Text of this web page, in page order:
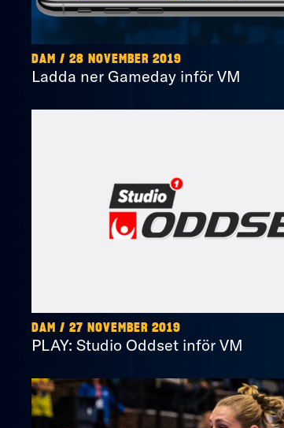
DAM / 28 NOVEMBER 2019
Ladda ner Gameday inför VM
DAM / 27 NOVEMBER 2019
PLAY: Studio Oddset inför VM